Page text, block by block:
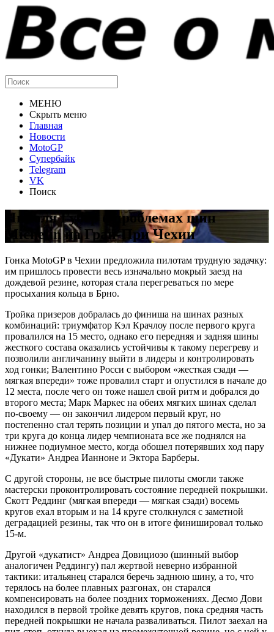
МЕНЮ
Скрыть меню
Главная
Новости
MotoGP
Супербайк
Telegram
VK
Поиск
Николя Губер о проблемах шин
Michelin на Гран-При Чехии
Гонка MotoGP в Чехии предложила пилотам трудную задачку:
им пришлось провести весь изначально мокрый заезд на
дождевой резине, которая стала перегреваться по мере
просыхания кольца в Брно.
Тройка призеров добралась до финиша на шинах разных
комбинаций: триумфатор Кэл Крачлоу после первого круга
провалился на 15 место, однако его передняя и задняя шины
жесткого состава оказались устойчивы к такому перегреву и
позволили англичанину выйти в лидеры и контролировать
ход гонки; Валентино Росси с выбором «жесткая сзади —
мягкая впереди» тоже провалил старт и опустился в начале до
12 места, после чего он тоже нашел свой ритм и добрался до
второго места; Марк Маркес на обеих мягких шинах сделал
по-своему — он закончил лидером первый круг, но
постепенно стал терять позиции и упал до пятого места, но за
три круга до конца лидер чемпионата все же поднялся на
нижнее подиумное место, когда обошел потерявших ход пару
«Дукати» Андреа Ианноне и Эктора Барберы.
С другой стороны, не все быстрые пилоты смогли также
мастерски проконтролировать состояние передней покрышки.
Скотт Реддинг (мягкая впереди — мягкая сзади) восемь
кругов ехал вторым и на 14 круге столкнулся с заметной
деградацией резины, так что он в итоге финишировал только
15-м.
Другой «дукатист» Андреа Довициозо (шинный выбор
аналогичен Реддингу) пал жертвой неверно избранной
тактики: итальянец старался беречь заднюю шину, а то, что
терялось на более плавных разгонах, он старался
компенсировать на более поздних торможениях. Десмо Дови
находился в первой тройке девять кругов, пока средняя часть
передней покрышки не начала разваливаться. Пилот заехал на